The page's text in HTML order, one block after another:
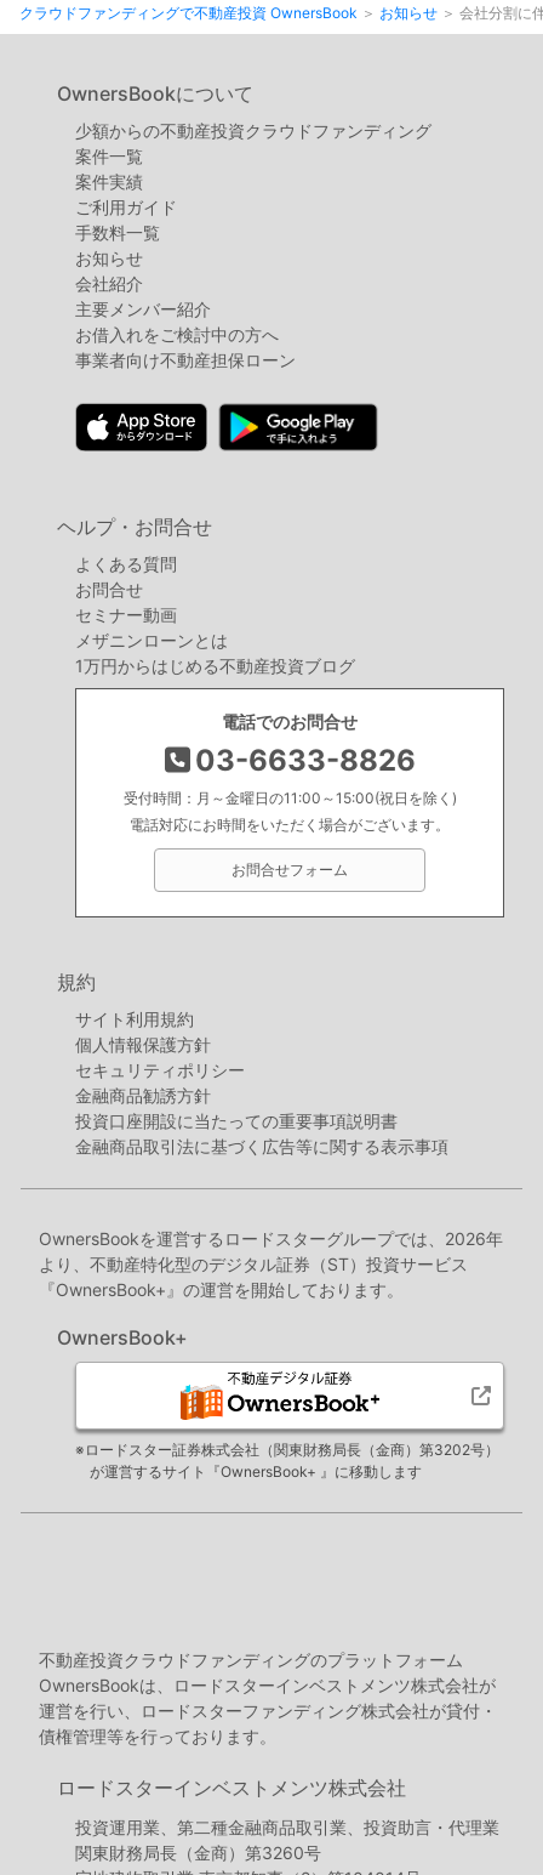
クラウドファンディングで不動産投資 OwnersBook お知らせ 会社分割に
OwnersBookについて
少額からの不動産投資クラウドファンディング
案件⼀覧
案件実績
ご利用ガイド
手数料一覧
お知らせ
会社紹介
主要メンバー紹介
お借入れをご検討中の方へ
事業者向け不動産担保ローン
ヘルプ・お問合せ
よくある質問
お問合せ
セミナー動画
メザニンローンとは
1万円からはじめる不動産投資ブログ
電話でのお問合せ
03-6633-8826
受付時間：月～金曜日の11:00～15:00(祝日を除く)
電話対応にお時間をいただく場合がございます。
お問合せフォーム
規約
サイト利用規約
個人情報保護方針
セキュリティポリシー
金融商品勧誘方針
投資口座開設に当たっての重要事項説明書
金融商品取引法に基づく広告等に関する表示事項
OwnersBookを運営するロードスターグループでは、2026年
より、不動産特化型のデジタル証券（ST）投資サービス
『OwnersBook+』の運営を開始しております。
OwnersBook+
※ロードスター証券株式会社（関東財務局長（金商）第3202号）
が運営するサイト『OwnersBook+ 』に移動します
不動産投資クラウドファンディングのプラットフォーム
OwnersBookは、ロードスターインベストメンツ株式会社が
運営を行い、ロードスターファンディング株式会社が貸付・
債権管理等を行っております。
ロードスターインベストメンツ株式会社
投資運用業、第二種金融商品取引業、投資助言・代理業
関東財務局長（金商）第3260号